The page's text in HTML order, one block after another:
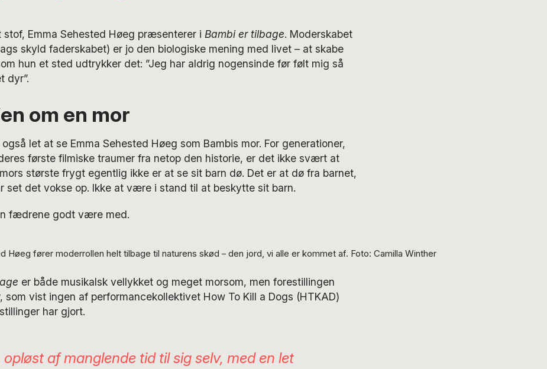
stof, Emma Sehested Høeg præsenterer i Bambi er tilbage. Moderskabet
skyld faderskabet) er jo den biologiske mening med livet – at skabe
hun et sted udtrykker det: ”Jeg har aldrig nogensinde før følt mig så
dyr”.
om en mor
let at se Emma Sehested Høeg som Bambis mor. For generationer,
første filmiske traumer fra netop den historie, er det ikke svært at
største frygt egentlig ikke er at se sit barn dø. Det er at dø fra barnet,
set det vokse op. Ikke at være i stand til at beskytte sit barn.
fædrene godt være med.
Høeg fører moderrollen helt tilbage til naturens skød – den jord, vi alle er kommet af. Foto: Camilla Winther
er både musikalsk vellykket og meget morsom, men forestillingen
vist ingen af performancekollektivet How To Kill a Dogs (HTKAD)
har gjort.
af manglende tid til sig selv, med en let